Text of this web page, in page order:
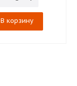
В корзину